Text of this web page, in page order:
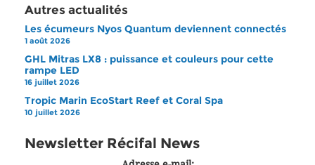
Autres actualités
Les écumeurs Nyos Quantum deviennent connectés
1 août 2026
GHL Mitras LX8 : puissance et couleurs pour cette
rampe LED
16 juillet 2026
Tropic Marin EcoStart Reef et Coral Spa
10 juillet 2026
Newsletter Récifal News